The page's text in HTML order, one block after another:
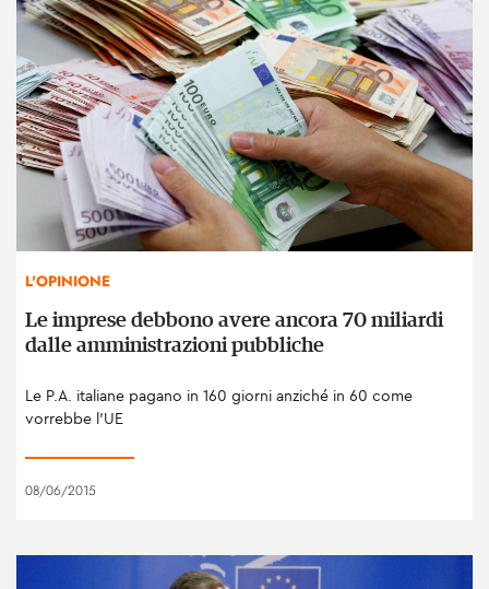
L'OPINIONE
Le imprese debbono avere ancora 70 miliardi
dalle amministrazioni pubbliche
Le P.A. italiane pagano in 160 giorni anziché in 60 come
vorrebbe l’UE
08/06/2015